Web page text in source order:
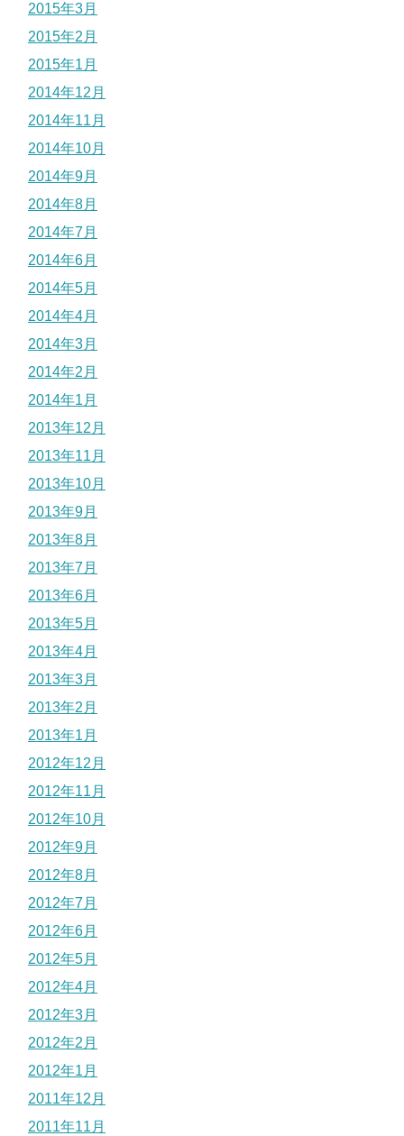
2015年3月
2015年2月
2015年1月
2014年12月
2014年11月
2014年10月
2014年9月
2014年8月
2014年7月
2014年6月
2014年5月
2014年4月
2014年3月
2014年2月
2014年1月
2013年12月
2013年11月
2013年10月
2013年9月
2013年8月
2013年7月
2013年6月
2013年5月
2013年4月
2013年3月
2013年2月
2013年1月
2012年12月
2012年11月
2012年10月
2012年9月
2012年8月
2012年7月
2012年6月
2012年5月
2012年4月
2012年3月
2012年2月
2012年1月
2011年12月
2011年11月